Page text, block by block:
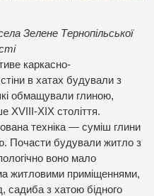
Зелене Тернопільської
каркасно-
в хатах будували з
обмащували глиною,
XVIII-XIX століття.
техніка — суміш глини
Почасти будували житло з
воно мало
житловими приміщеннями,
садиба з хатою бідного